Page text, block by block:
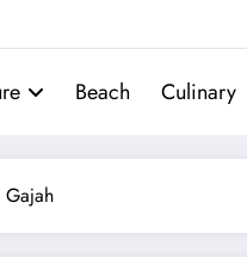
Beach Culinary
Gajah